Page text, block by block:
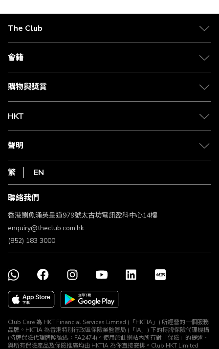
The Club
關於 The Club
合作夥伴
媒體中心
會籍
會籍及專屬禮遇
賺取積分
購物與獎賞
物流與配送
Club Shopping 商品領取站
常見問題
HKT
csl.
1010
HKT
聲明
私隱聲明
使用條款
條款及細則
不歧視及不騷擾聲明
認可牌照及通告
繁 EN
聯絡我們
香港鰂魚涌英皇道979號太古坊電訊盈科中心14樓
enquiry@theclub.com.hk
(852) 183 3000
Club Care 為 HKT Financial Services Limited (「HKTIA」) 所經營的一個服務
品牌。HKTIA 為香港特別行政區保險業監管局 (「IA」) 下的持牌保險代理機構
(持牌保險代理牌照號碼：FA2474)。使用於此網站內所有對「保險」的提述、
與所有保險產品及保險推廣均由 HKTIA 為你直接安排。Club HKT Limited